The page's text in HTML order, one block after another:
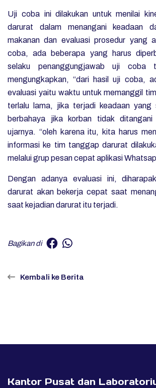
Uji coba ini dilakukan untuk menilai
darurat dalam menangani keadaan
makanan dan evaluasi prosedur yang
coba, ada beberapa yang harus
selaku penanggungjawab uji coba
mengungkapkan, “dari hasil uji coba,
evaluasi yaitu waktu untuk memanggil
terlalu lama, jika terjadi keadaan yang
berbahaya jika korban tidak ditangani
ujarnya. “oleh karena itu, kita harus
informasi ke tim tanggap darurat
melalui grup pesan cepat aplikasi
Dengan adanya evaluasi ini,
darurat akan bekerja cepat saat
saat kejadian darurat itu terjadi.
Bagikan di
Kembali ke Berita
Kantor Pusat dan